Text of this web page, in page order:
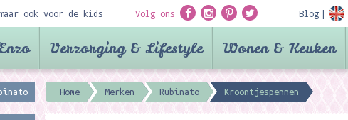
ook voor de kids Volg ons Blog
Verzorging & Lifestyle Wonen & Keuken
Home Merken Rubinato Kroontjespennen